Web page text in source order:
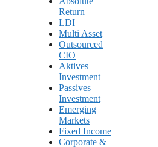
Return
LDI
Multi Asset
Outsourced
CIO
Aktives
Investment
Passives
Investment
Emerging
Markets
Fixed Income
Corporate &